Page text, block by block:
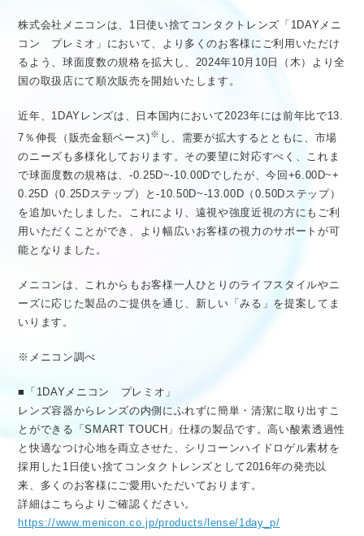
株式会社メニコンは、1日使い捨てコンタクトレンズ「1DAYメニ
コン プレミオ」において、より多くのお客様にご利用いただけ
るよう、球面度数の規格を拡大し、2024年10月10日（木）より全
国の取扱店にて順次販売を開始いたします。
近年、1DAYレンズは、日本国内において2023年には前年比で13.
7％伸長（販売金額ベース)※ し、需要が拡大するとともに、市場
のニーズも多様化しております。その要望に対応すべく、これま
で球面度数の規格は、-0.25D~-10.00Dでしたが、今回+6.00D~+
0.25D（0.25Dステップ）と-10.50D~-13.00D（0.50Dステップ）
を追加いたしました。これにより、遠視や強度近視の方にもご利
用いただくことができ、より幅広いお客様の視力のサポートが可
能となりました。
メニコンは、これからもお客様一人ひとりのライフスタイルやニ
ーズに応じた製品のご提供を通じ、新しい「みる」を提案してま
いります。
※メニコン調べ
■「1DAYメニコン プレミオ」
レンズ容器からレンズの内側にふれずに簡単・清潔に取り出すこ
とができる「SMART TOUCH」仕様の製品です。高い酸素透過性
と快適なつけ心地を両立させた、シリコーンハイドロゲル素材を
採用した1日使い捨てコンタクトレンズとして2016年の発売以
来、多くのお客様にご愛用いただいております。
詳細はこちらよりご確認ください。
https://www.menicon.co.jp/products/lense/1day_p/